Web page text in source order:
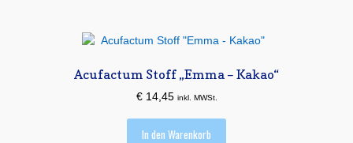
Acufactum Stoff „Emma – Kakao“
€14,45 inkl. MWSt.
In den Warenkorb